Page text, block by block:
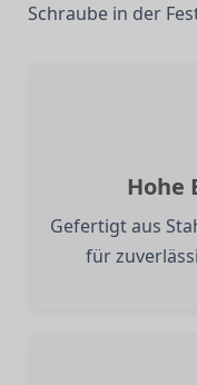
Schraube in der
Hohe
Gefertigt aus
für